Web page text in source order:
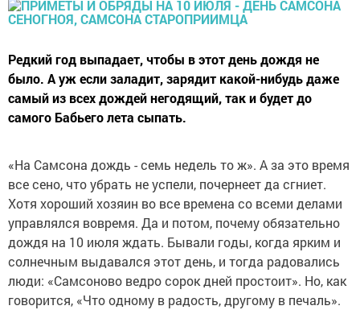
Редкий год выпадает, чтобы в этот день дождя не
было. А уж если заладит, зарядит какой-нибудь даже
самый из всех дождей негодящий, так и будет до
самого Бабьего лета сыпать.
«На Самсона дождь - семь недель то ж». А за это время
все сено, что убрать не успели, почернеет да сгниет.
Хотя хороший хозяин во все времена со всеми делами
управлялся вовремя. Да и потом, почему обязательно
дождя на 10 июля ждать. Бывали годы, когда ярким и
солнечным выдавался этот день, и тогда радовались
люди: «Самсоново ведро сорок дней простоит». Но, как
говорится, «Что одному в радость, другому в печаль».